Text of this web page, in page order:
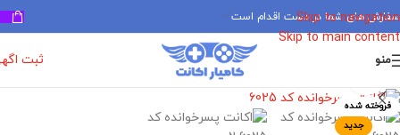
Skip to navigation
Skip to main content
سفارش های شما در دست اقدام است
منو ثبت
فروخته شده
جدید
برای بزرگنمایی کلیک کنید